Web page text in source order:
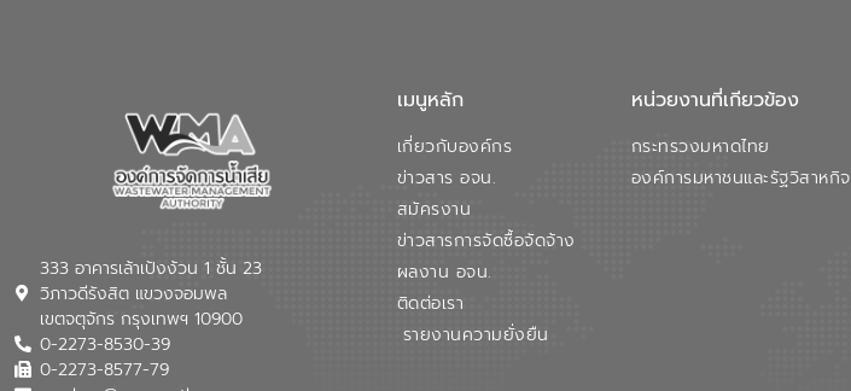
333 อาคารเล้าเป้งง้วน 1 ชั้น 23
วิภาวดีรังสิต แขวงจอมพล
เขตจตุจักร กรุงเทพฯ 10900
0-2273-8530-39
0-2273-8577-79
เมนูหลัก
เกี่ยวกับองค์กร
ข่าวสาร อจน.
สมัครงาน
ข่าวสารการจัดซื้อจัดจ้าง
ผลงาน อจน.
ติดต่อเรา
รายงานความยั่งยืน
หน่วยงานที่เกียวข้อง
กระทรวงมหาดไทย
องค์การมหาชนและรัฐวิสาหกิจ